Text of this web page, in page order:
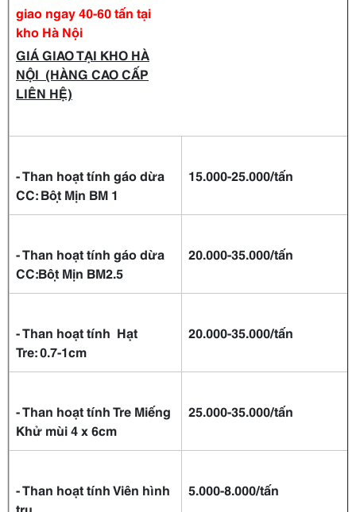
giao ngay 40-60 tấn tại
kho Hà Nội
GIÁ GIAO TẠI KHO HÀ
NỘI (HÀNG CAO CẤP
LIÊN HỆ)
- Than hoạt tính gáo dừa
CC: Bột Mịn BM 1
15.000-25.000/tấn
- Than hoạt tính gáo dừa
CC:Bột Mịn BM2.5
20.000-35.000/tấn
- Than hoạt tính Hạt
Tre:0.7-1cm
20.000-35.000/tấn
- Than hoạt tính Tre Miếng
Khử mùi 4 x 6cm
25.000-35.000/tấn
- Than hoạt tính Viên hình
5.000-8.000/tấn